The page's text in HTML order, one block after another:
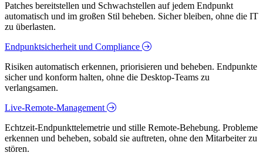
Patches bereitstellen und Schwachstellen auf jedem Endpunkt
automatisch und im großen Stil beheben. Sicher bleiben, ohne die IT
zu überlasten.
Endpunktsicherheit und Compliance
Risiken automatisch erkennen, priorisieren und beheben. Endpunkte
sicher und konform halten, ohne die Desktop-Teams zu
verlangsamen.
Live-Remote-Management
Echtzeit-Endpunkttelemetrie und stille Remote-Behebung. Probleme
erkennen und beheben, sobald sie auftreten, ohne den Mitarbeiter zu
stören.